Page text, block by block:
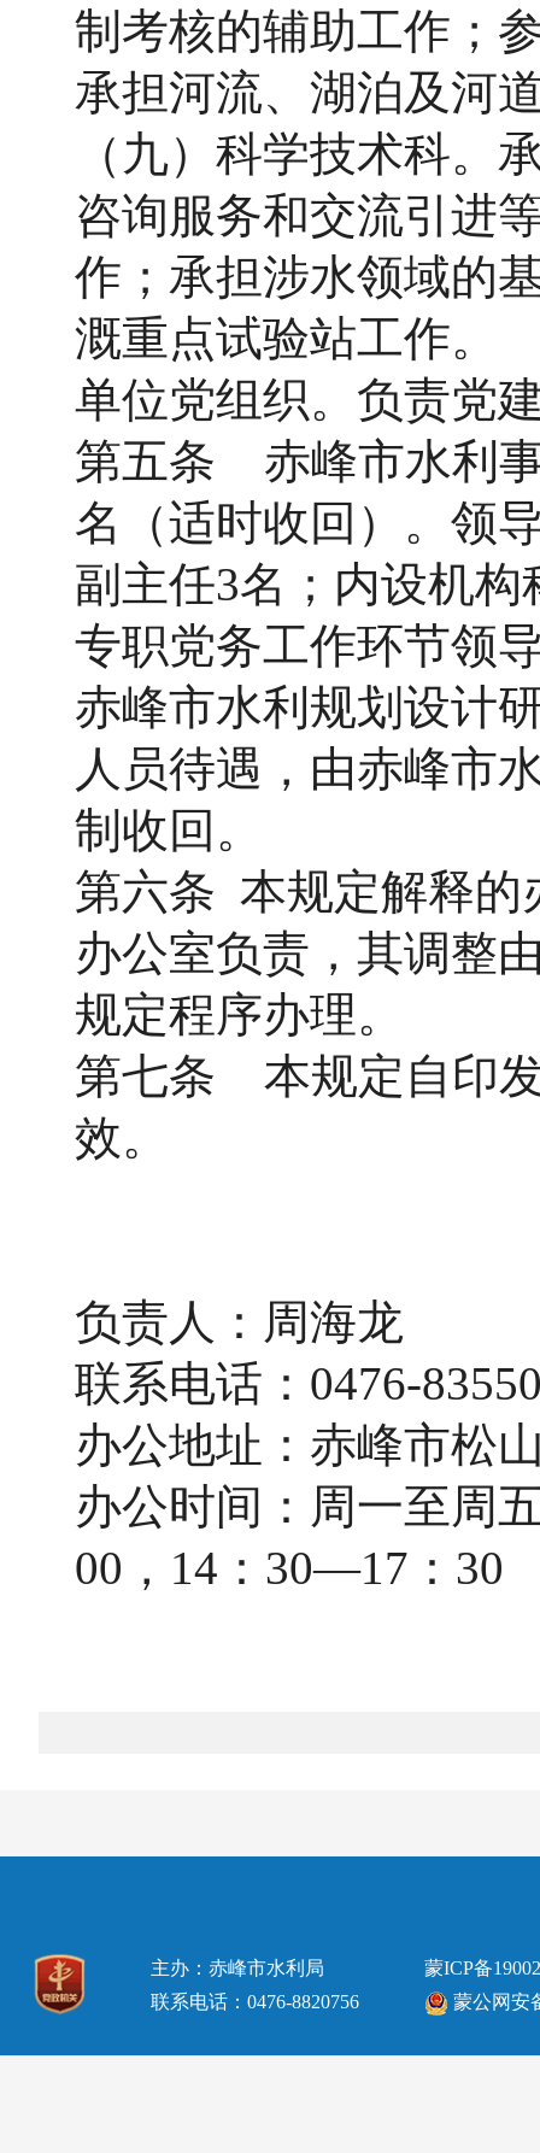
制考核的辅助工作；
承担河流、湖泊及河
（九）科学技术科。
咨询服务和交流引进
作；承担涉水领域的
溉重点试验站工作。
单位党组织。负责党
第五条 赤峰市水利
名（适时收回）。领
副主任3名；内设机
专职党务工作环节领
赤峰市水利规划设计
人员待遇，由赤峰市
制收回。
第六条 本规定解释的
办公室负责，其调整
规定程序办理。
第七条 本规定自印
效。
负责人：周海龙
联系电话：0476-
办公地址：赤峰市松
办公时间：周一至周
00，14：30—17：30
主办：赤峰市水利局
联系电话：0476-8820756
蒙ICP备
蒙公网安